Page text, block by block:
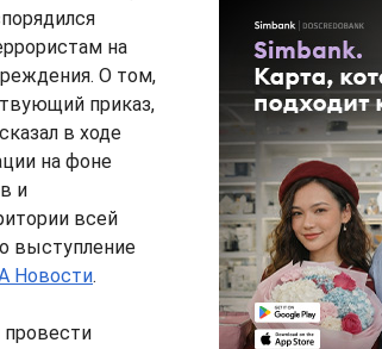
на
О том,
приказ,
в ходе
на фоне
и
всей
выступление
Новости.